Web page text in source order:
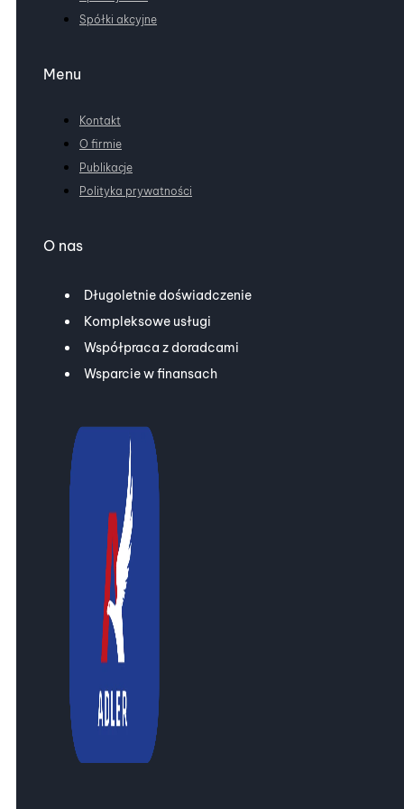
Spółki akcyjne
Menu
Kontakt
O firmie
Publikacje
Polityka prywatności
O nas
Długoletnie doświadczenie
Kompleksowe usługi
Współpraca z doradcami
Wsparcie w finansach